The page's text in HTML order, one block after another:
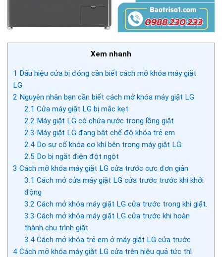
Xem nhanh
1 Dấu hiệu cửa bị đóng cần biết cách mở khóa máy giặt
LG
2 Nguyên nhân bạn cần biết cách mở khóa máy giặt LG
2.1 Cửa máy giặt LG bị mắc kẹt
2.2 Máy giặt LG có chứa nước trong lồng giặt
2.3 Máy giặt LG đang bật chế độ khóa trẻ em
2.4Do sự cố khóa cơ khí bên trong máy giặt LG:
2.5 Do bị ngắt điện đột ngột
3 Cách mở khóa máy giặt LG cửa trước cực đơn giản
3.1 Cách mở cửa máy giặt LG cửa trước trước khi khởi
động
3.2 Cách mở khóa máy giặt LG cửa trước trong khi giặt.
3.3 Cách mở khóa máy giặt LG cửa trước khi hoàn
thành chu trình giặt
3.4Cách mở khóa trẻ em ở máy giặt LG cửa trước
4 Cách mở khóa máy giặt LG cửa trên hiệu quả tức thì